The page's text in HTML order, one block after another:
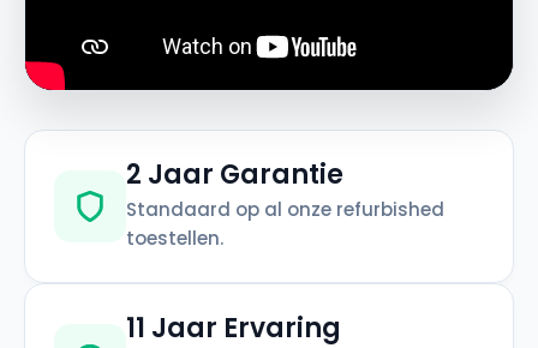
2 Jaar Garantie
Standaard op al onze refurbished
toestellen.
11 Jaar Ervaring